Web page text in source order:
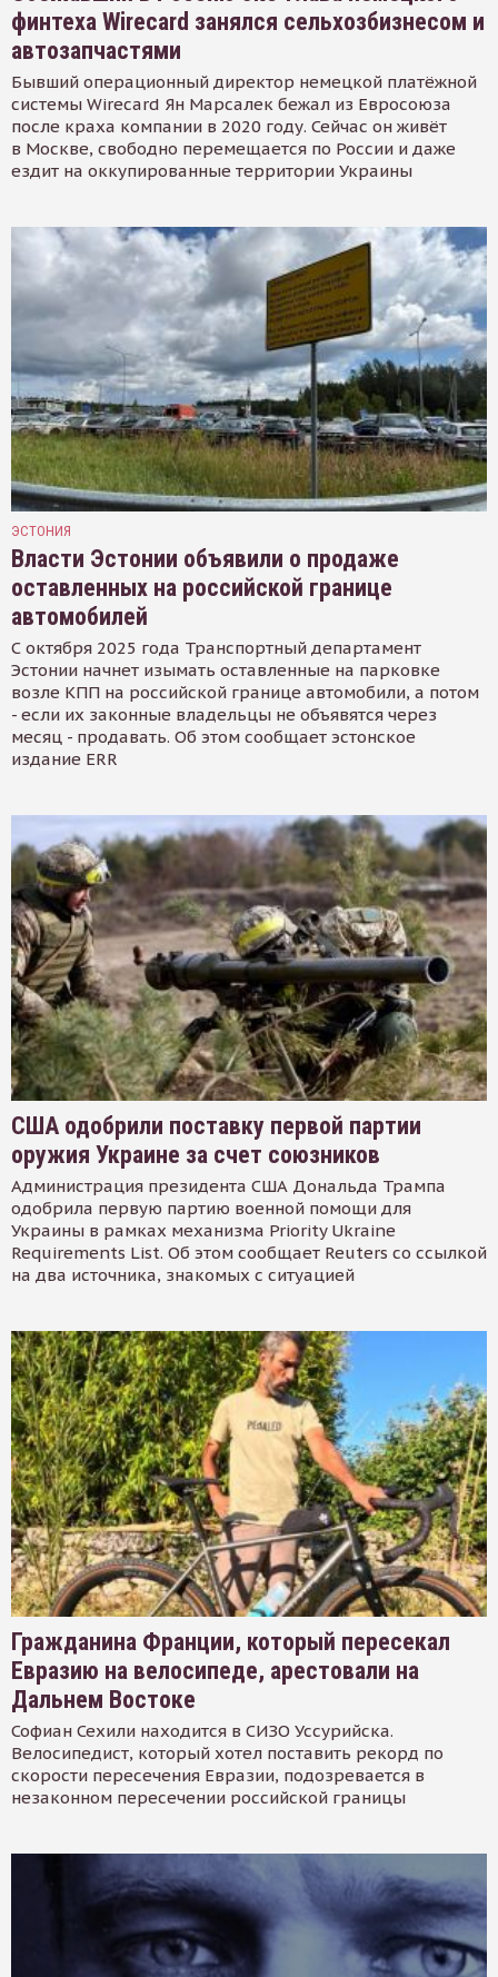
финтеха Wirecard занялся сельхозбизнесом и
автозапчастями
Бывший операционный директор немецкой платёжной
системы Wirecard Ян Марсалек бежал из Евросоюза
после краха компании в 2020 году. Сейчас он живёт
в Москве, свободно перемещается по России и даже
ездит на оккупированные территории Украины
ЭСТОНИЯ
Власти Эстонии объявили о продаже
оставленных на российской границе
автомобилей
С октября 2025 года Транспортный департамент
Эстонии начнет изымать оставленные на парковке
возле КПП на российской границе автомобили, а потом
- если их законные владельцы не объявятся через
месяц - продавать. Об этом сообщает эстонское
издание ERR
США одобрили поставку первой партии
оружия Украине за счет союзников
Администрация президента США Дональда Трампа
одобрила первую партию военной помощи для
Украины в рамках механизма Priority Ukraine
Requirements List. Об этом сообщает Reuters со ссылкой
на два источника, знакомых с ситуацией
Гражданина Франции, который пересекал
Евразию на велосипеде, арестовали на
Дальнем Востоке
Софиан Сехили находится в СИЗО Уссурийска.
Велосипедист, который хотел поставить рекорд по
скорости пересечения Евразии, подозревается в
незаконном пересечении российской границы